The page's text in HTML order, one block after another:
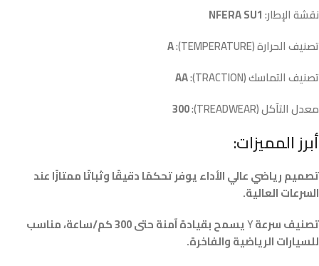
نقشة الإطار:
تصنيف الحرارة (TEMPERATURE):
تصنيف التماسك (TRACTION):
معدل التآكل (TREADWEAR):
أبرز المميزات:
تصميم رياضي عالي الأداء يوفر تحكمًا دقيقًا وثباتًا ممتازًا عند
السرعات العالية.
تصنيف سرعةY
يسمح بقيادة آمنة حتى 300 كم/ساعة، مناسب
للسيارات الرياضية والفاخرة.